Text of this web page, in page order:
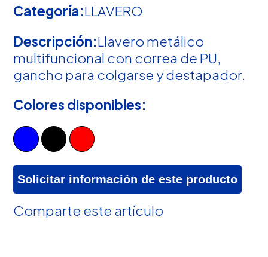
Categoría:LLAVERO
Descripción:Llavero metálico
multifuncional con correa de PU,
gancho para colgarse y destapador.
Colores disponibles:
Solicitar información de este producto
Comparte este artículo